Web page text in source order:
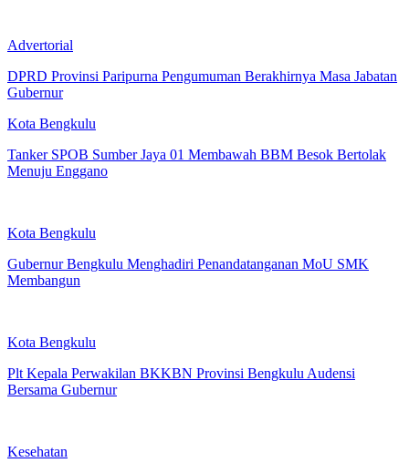
Advertorial
DPRD Provinsi Paripurna Pengumuman Berakhirnya Masa Jabatan
Gubernur
Kota Bengkulu
Tanker SPOB Sumber Jaya 01 Membawah BBM Besok Bertolak
Menuju Enggano
Kota Bengkulu
Gubernur Bengkulu Menghadiri Penandatanganan MoU SMK
Membangun
Kota Bengkulu
Plt Kepala Perwakilan BKKBN Provinsi Bengkulu Audensi
Bersama Gubernur
Kesehatan